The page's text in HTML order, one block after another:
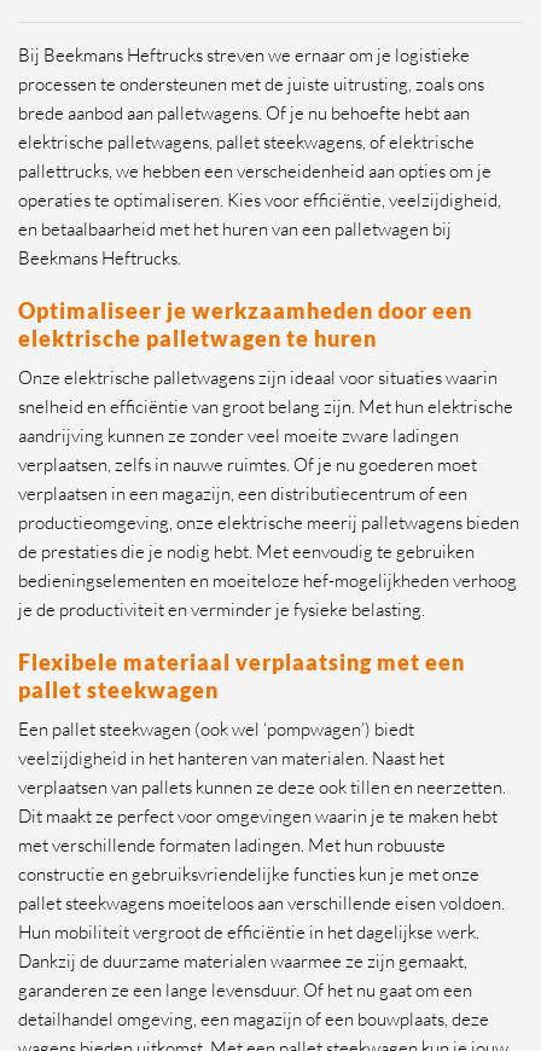
Bij Beekmans Heftrucks streven we ernaar om je logistieke
processen te ondersteunen met de juiste uitrusting, zoals ons
brede aanbod aan palletwagens. Of je nu behoefte hebt aan
elektrische palletwagens, pallet steekwagens, of elektrische
pallettrucks, we hebben een verscheidenheid aan opties om je
operaties te optimaliseren. Kies voor efficiëntie, veelzijdigheid,
en betaalbaarheid met het huren van een palletwagen bij
Beekmans Heftrucks.
Optimaliseer je werkzaamheden door een
elektrische palletwagen te huren
Onze elektrische palletwagens zijn ideaal voor situaties waarin
snelheid en efficiëntie van groot belang zijn. Met hun elektrische
aandrijving kunnen ze zonder veel moeite zware ladingen
verplaatsen, zelfs in nauwe ruimtes. Of je nu goederen moet
verplaatsen in een magazijn, een distributiecentrum of een
productieomgeving, onze elektrische meerij palletwagens bieden
de prestaties die je nodig hebt. Met eenvoudig te gebruiken
bedieningselementen en moeiteloze hef-mogelijkheden verhoog
je de productiviteit en verminder je fysieke belasting.
Flexibele materiaal verplaatsing met een
pallet steekwagen
Een pallet steekwagen (ook wel ‘pompwagen’) biedt
veelzijdigheid in het hanteren van materialen. Naast het
verplaatsen van pallets kunnen ze deze ook tillen en neerzetten.
Dit maakt ze perfect voor omgevingen waarin je te maken hebt
met verschillende formaten ladingen. Met hun robuuste
constructie en gebruiksvriendelijke functies kun je met onze
pallet steekwagens moeiteloos aan verschillende eisen voldoen.
Hun mobiliteit vergroot de efficiëntie in het dagelijkse werk.
Dankzij de duurzame materialen waarmee ze zijn gemaakt,
garanderen ze een lange levensduur. Of het nu gaat om een
detailhandel omgeving, een magazijn of een bouwplaats, deze